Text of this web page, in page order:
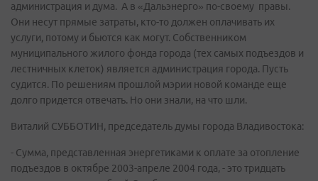
администрация и дума. А в «Дальэнерго» по-своему правы.
Они несут прямые затраты, кто-то должен оплачивать их
услуги, потому и бьются как могут. Собственником
муниципального жилого фонда города (тех самых подъездов и
лестничных клеток) является администрация города. Пусть
судится. По решениям прошлой мэрии новой команде еще
долго придется отвечать. Но они знали, на что шли.
Виталий СУББОТИН, председатель думы города Владивостока:
- Сумма, представленная энергетиками к оплате за отопление
подъездов в октябре 2003-апреле 2004 года, - это тридцать